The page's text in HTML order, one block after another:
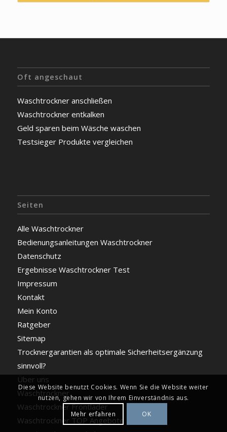
Oft angeschaut
Waschtrockner anschließen
Waschtrockner entkalken
Geld sparen beim Wäsche waschen
Testsieger Produkte vergleichen
Seiten
Alle Waschtrockner
Bedienungsanleitungen Waschtrockner
Datenschutz
Ergebnisse Waschtrockner Test
Impressum
Kontakt
Mein Konto
Ratgeber
Sitemap
Trocknergarantien als optimale Sicherheitsergänzung
sinnvoll?
Über uns
Waschtrockner
Waschtrockner Frontlader
Waschtrockner TOP Angebote
Diese Website benutzt Cookies. Wenn Sie die Website weiter
nutzen, gehen wir von Ihrem Einverständnis aus.
Mehr erfahren
OK